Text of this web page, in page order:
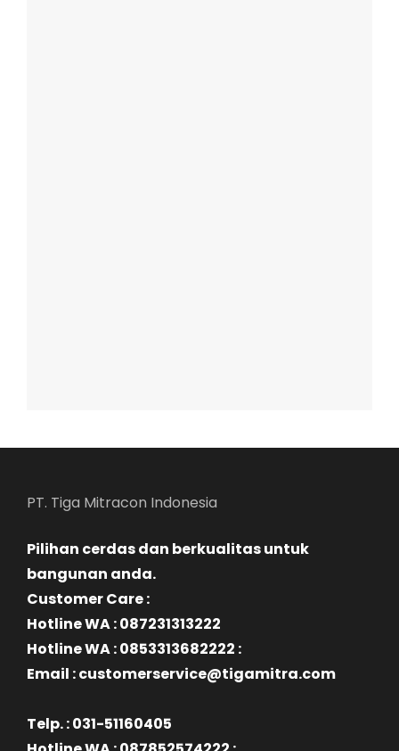
PT. Tiga Mitracon Indonesia
Pilihan cerdas dan berkualitas untuk
bangunan anda.
Customer Care :
Hotline WA : 087231313222
Hotline WA : 0853313682222 :
Email : customerservice@tigamitra.com
Telp. : 031-51160405